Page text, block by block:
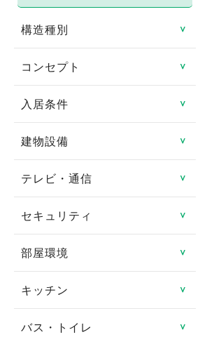
構造種別 ＞
鉄骨造
鉄筋コンクリート造
鉄骨鉄筋コンクリート造
軽量鉄骨造
木造
コンセプト ＞
リノベーション物件
リフォーム済み
日当たり良好
閑静な住宅街
タイル貼り
デザイナーズ賃貸物件
分譲賃貸
入居条件 ＞
即入居可
ペット相談可
連帯保証人不要
女性限定
ルームシェア可
建物設備 ＞
エレベータ
バリアフリー
ゴミ集積場
宅配ボックス
オール電化
テレビ・通信 ＞
CATV
CSアンテナ
インターネット対応
セキュリティ ＞
TVインターフォン
オートロック
部屋環境 ＞
フローリング
ロフト
キッチン ＞
システムキッチン
バス・トイレ ＞